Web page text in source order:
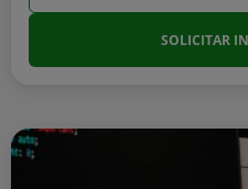
SOLICITAR